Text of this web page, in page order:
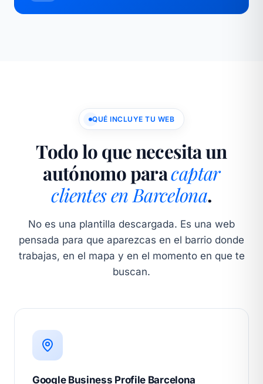
QUÉ INCLUYE TU WEB
Todo lo que necesita un
autónomo paracaptar
clientes en Barcelona.
No es una plantilla descargada. Es una web
pensada para que aparezcas en el barrio donde
trabajas, en el mapa y en el momento en que te
buscan.
Google Business Profile Barcelona